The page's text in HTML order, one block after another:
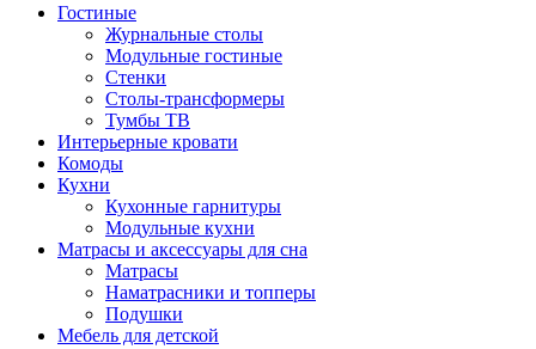
Гостиные
Журнальные столы
Модульные гостиные
Стенки
Столы-трансформеры
Тумбы ТВ
Интерьерные кровати
Комоды
Кухни
Кухонные гарнитуры
Модульные кухни
Матрасы и аксессуары для сна
Матрасы
Наматрасники и топперы
Подушки
Мебель для детской